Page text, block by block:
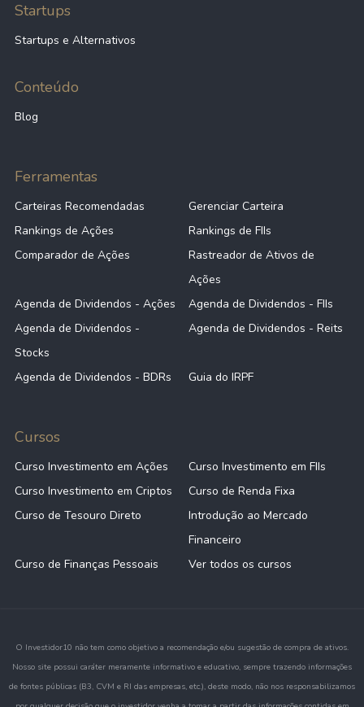
Startups
Startups e Alternativos
Conteúdo
Blog
Ferramentas
Carteiras Recomendadas
Gerenciar Carteira
Rankings de Ações
Rankings de FIIs
Comparador de Ações
Rastreador de Ativos de
Ações
Agenda de Dividendos - Ações
Agenda de Dividendos - FIIs
Agenda de Dividendos -
Stocks
Agenda de Dividendos - Reits
Agenda de Dividendos - BDRs Guia do IRPF
Cursos
Curso Investimento em Ações
Curso Investimento em FIIs
Curso Investimento em Criptos
Curso de Renda Fixa
Curso de Tesouro Direto
Introdução ao Mercado
Financeiro
Curso de Finanças Pessoais
Ver todos os cursos
O Investidor10 não tem como objetivo a recomendação e/ou sugestão de compra de ativos.
Nosso site possui caráter meramente informativo e educativo, sempre trazendo informações
de fontes públicas (B3, CVM e RI das empresas, etc.), deste modo, não nos responsabilizamos